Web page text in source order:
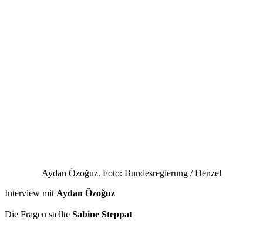
Aydan Özoğuz. Foto: Bundesregierung / Denzel
Interview mit Aydan Özoğuz
Die Fragen stellte Sabine Steppat